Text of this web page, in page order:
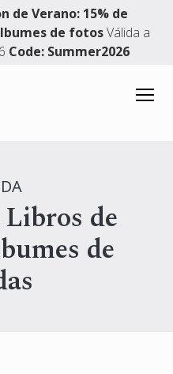
de Verano: 15% de
de fotosVálida a
Code: Summer2026
de
de